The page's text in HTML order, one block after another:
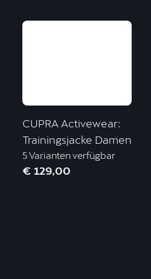
CUPRA Activewear:
Trainingsjacke Damen
5 Varianten verfügbar
€ 129,00